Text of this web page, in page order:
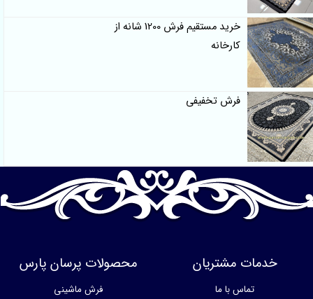
خرید مستقیم فرش 1200 شانه از
کارخانه
فرش تخفیفی
خدمات مشتریان
تماس با ما
محصولات پرسان پارس
فرش ماشینی